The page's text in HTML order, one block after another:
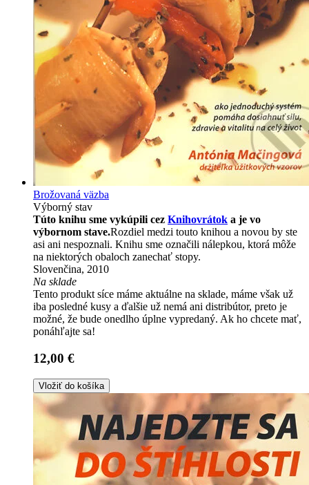
Brožovaná väzba
Výborný stav
Túto knihu sme vykúpili cez Knihovrátok a je vo
výbornom stave.Rozdiel medzi touto knihou a novou by ste
asi ani nespoznali. Knihu sme označili nálepkou, ktorá môže
na niektorých obaloch zanechať stopy.
Slovenčina, 2010
Na sklade
Tento produkt síce máme aktuálne na sklade, máme však už
iba posledné kusy a ďalšie už nemá ani distribútor, preto je
možné, že bude onedlho úplne vypredaný. Ak ho chcete mať,
ponáhľajte sa!
12,00 €
Vložiť do košíka